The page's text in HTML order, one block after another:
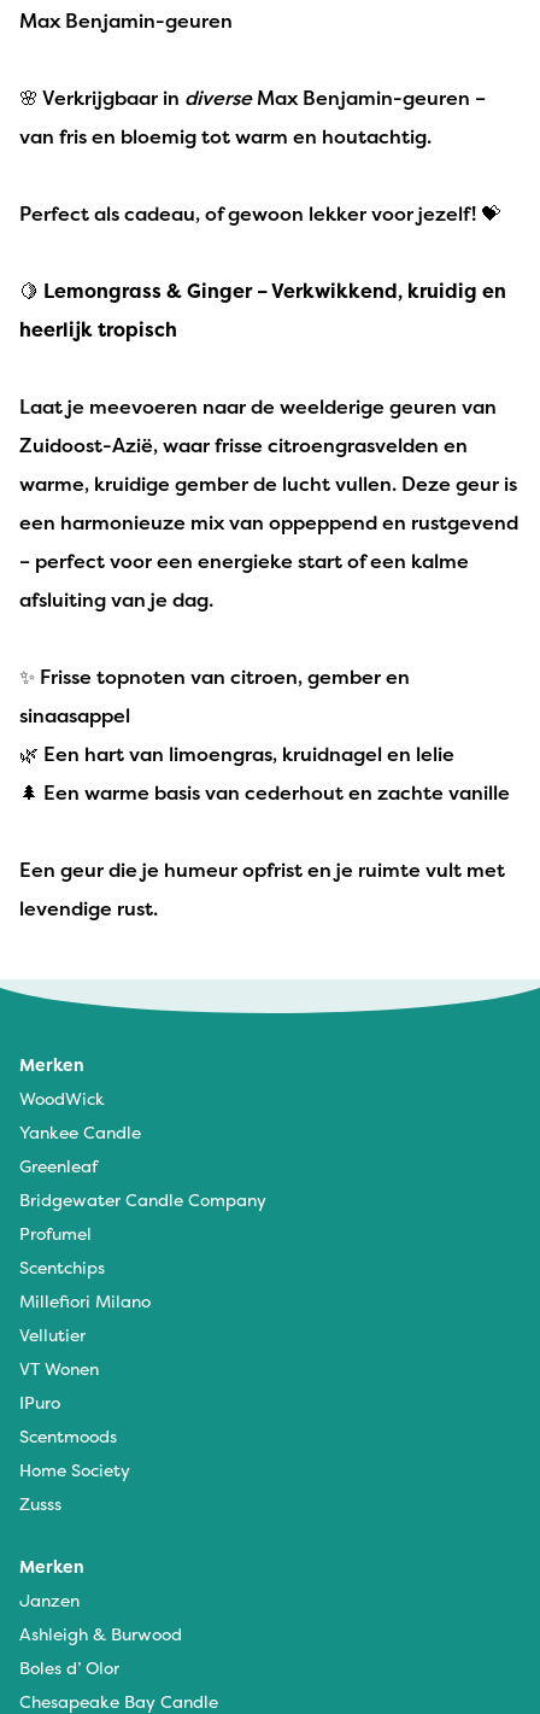
Max Benjamin-geuren
🌸 Verkrijgbaar in diverseMax Benjamin-geuren –
van fris en bloemig tot warm en houtachtig.
Perfect als cadeau, of gewoon lekker voor jezelf! 💝
🍋 Lemongrass & Ginger – Verkwikkend, kruidig en
heerlijk tropisch
Laat je meevoeren naar de weelderige geuren van
Zuidoost-Azië, waar frisse citroengrasvelden en
warme, kruidige gember de lucht vullen. Deze geur is
een harmonieuze mix van oppeppend en rustgevend
– perfect voor een energieke start of een kalme
afsluiting van je dag.
✨ Frisse topnoten van citroen, gember en
sinaasappel
🌿 Een hart van limoengras, kruidnagel en lelie
🌲 Een warme basis van cederhout en zachte vanille
Een geur die je humeur opfrist en je ruimte vult met
levendige rust.
Merken
WoodWick
Yankee Candle
Greenleaf
Bridgewater Candle Company
Profumel
Scentchips
Millefiori Milano
Vellutier
VT Wonen
IPuro
Scentmoods
Home Society
Zusss
Merken
Janzen
Ashleigh & Burwood
Boles d’ Olor
Chesapeake Bay Candle